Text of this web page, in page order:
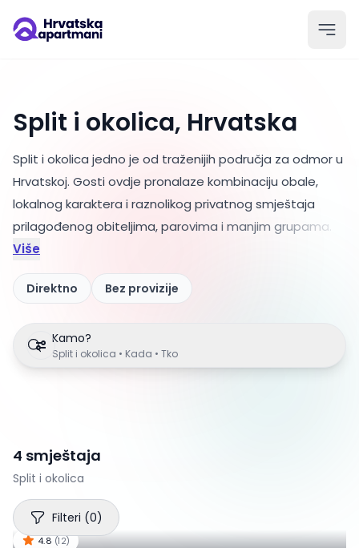
Split i okolica, Hrvatska
Split i okolica jedno je od traženijih područja za odmor u
Hrvatskoj. Gosti ovdje pronalaze kombinaciju obale,
lokalnog karaktera i raznolikog privatnog smještaja
prilagođenog obiteljima, parovima i manjim grupama.
Više
Direktno Bez provizije
Kamo?
Split i okolica • Kada • Tko
4 smještaja
Split i okolica
Filteri (0)
4.8 (12)